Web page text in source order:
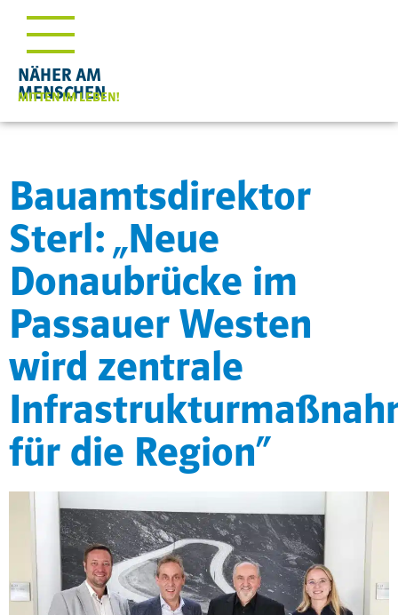
NÄHER AM
MENSCHEN
MITTEN IM LEBEN!
Bauamtsdirektor
Sterl: „Neue
Donaubrücke im
Passauer Westen
wird zentrale
für die Region“